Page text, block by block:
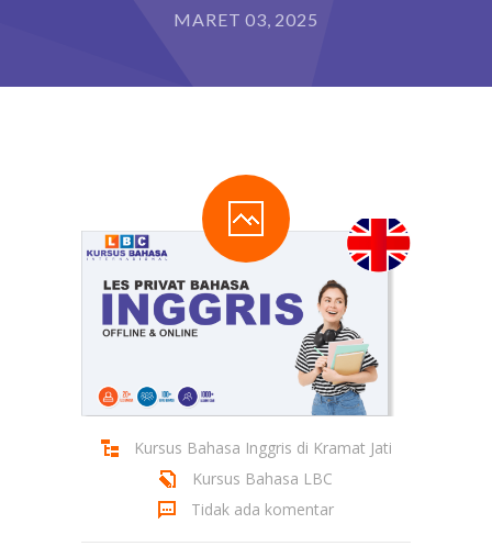
MARET 03, 2025
Kursus Bahasa Inggris di Kramat Jati
Kursus Bahasa LBC
Tidak ada komentar